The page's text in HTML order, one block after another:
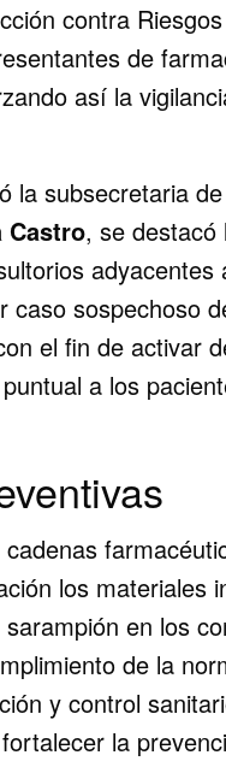
contra
de
así la
la subsecretaria
Castro, se destacó
adyacentes
caso sospechoso
el fin de activar
a los
los materiales
en los
de la
y control
la